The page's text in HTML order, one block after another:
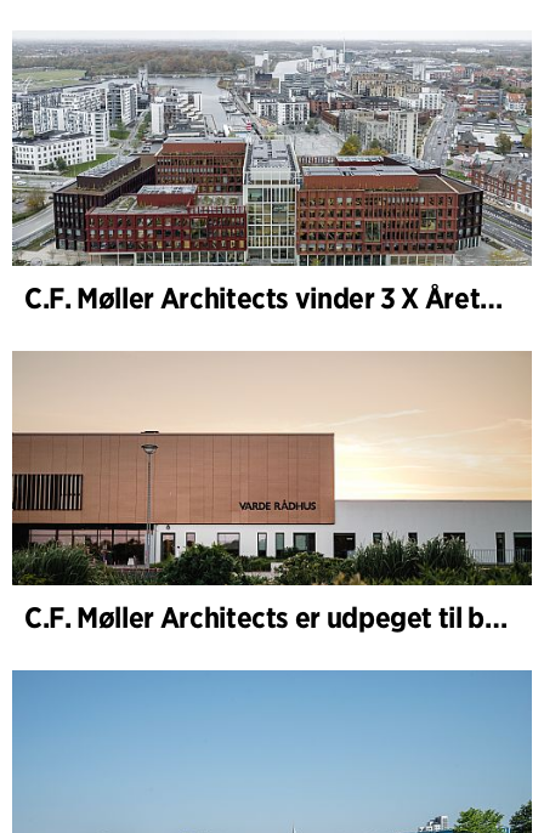
C.F. Møller Architects vinder 3 X Årets Byggeri 2025
C.F. Møller Architects er udpeget til bygherrerådgiver i udvidelsen af Varde Rådhus